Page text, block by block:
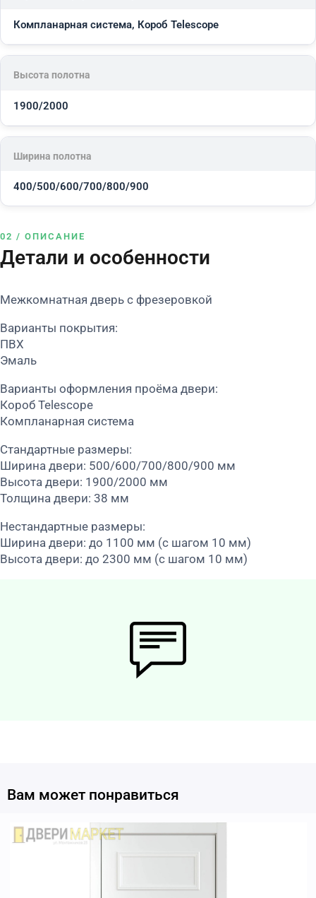
Компланарная система, Короб Telescope
Высота полотна
1900/2000
Ширина полотна
400/500/600/700/800/900
02 / ОПИСАНИЕ
Детали и особенности
Межкомнатная дверь с фрезеровкой
Варианты покрытия:
ПВХ
Эмаль
Варианты оформления проёма двери:
Короб Telescope
Компланарная система
Стандартные размеры:
Ширина двери: 500/600/700/800/900 мм
Высота двери: 1900/2000 мм
Толщина двери: 38 мм
Нестандартные размеры:
Ширина двери: до 1100 мм (с шагом 10 мм)
Высота двери: до 2300 мм (с шагом 10 мм)
Вам может понравиться